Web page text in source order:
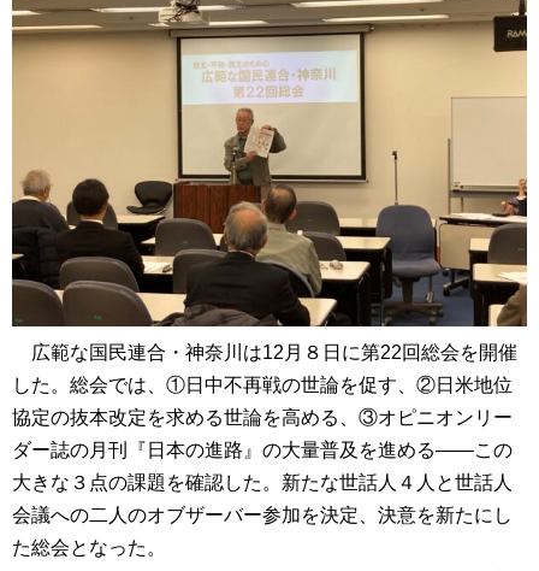
広範な国民連合・神奈川は12月８日に第22回総会を開催
した。総会では、①日中不再戦の世論を促す、②日米地位
協定の抜本改定を求める世論を高める、③オピニオンリー
ダー誌の月刊『日本の進路』の大量普及を進める――この
大きな３点の課題を確認した。新たな世話人４人と世話人
会議への二人のオブザーバー参加を決定、決意を新たにし
た総会となった。